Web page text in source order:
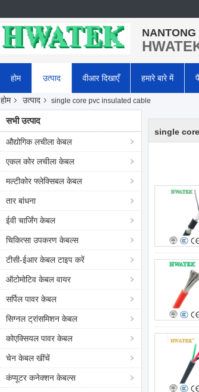
होम उत्पाद वीआर दिखाएँ हमारे बारे में
होम उत्पाद single core pvc insulated cable
सभी उत्पाद
औद्योगिक लचीला केबल
एकल कोर लचीला केबल
मल्टीकोर फ्लेक्सिबल केबल
तार बांधना
ईवी चार्जिंग केबल
चिकित्सा उपकरण केबल्स
टीसी-ईआर केबल टाइप करें
ऑटोमोटिव केबल वायर
सर्पिल पावर केबल
सिग्नल ट्रांसमिशन केबल
कोएक्सियल पावर केबल
चेन केबल खींचें
कंप्यूटर कनेक्शन केबल्स
single